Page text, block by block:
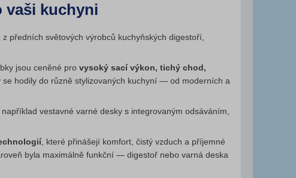
vaši kuchyni
předních světových výrobců kuchyňských digestoří,
jsou ceněné pro vysoký sací výkon, tichý chod,
se hodily do různě stylizovaných kuchyní — od moderních a
vestavné varné desky s integrovaným odsáváním,
, které přinášejí komfort, čistý vzduch a příjemné
byla maximálně funkční — digestoř nebo varná deska